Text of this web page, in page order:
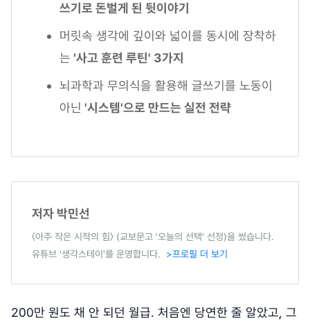
쓰기로 돈벌게 된 뒷이야기
머릿속 생각에 깊이와 넓이를 동시에 장착하
는 '사고 훈련 루틴' 3가지
뇌과학과 무의식을 활용해 글쓰기를 노동이
아닌 '시스템'으로 만드는 실전 전략
저자 박민선
〈아주 작은 시작의 힘〉 (교보문고 '오늘의 선택' 선정)을 썼습니다.
유튜브 '생각스테이'를 운영합니다. >프로필 더 보기
200만 원도 채 안 되던 월급. 처음엔 당연한 줄 알았고, 그